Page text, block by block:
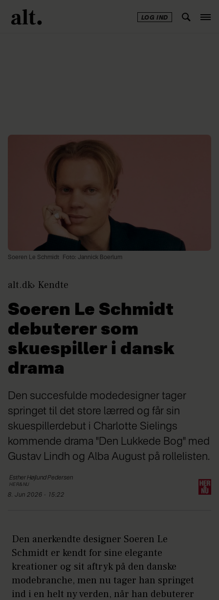
LOG IND
Soeren Le Schmidt Foto: Jannick Boerlum
alt.dk Kendte
Soeren Le Schmidt
debuterer som
skuespiller i dansk
drama
Den succesfulde modedesigner tager
springet til det store lærred og får sin
skuespillerdebut i Charlotte Sielings
kommende drama "Den Lukkede Bog" med
Gustav Lindh og Alba August på rollelisten.
Esther HøjlundPedersen
HER&NU
8. Jun 2026 - 15:22
Den anerkendte designer Soeren Le
Schmidt er kendt for sine elegante
kreationer og sit aftryk på den danske
modebranche, men nu tager han springet
ind i en helt ny verden, når han debuterer